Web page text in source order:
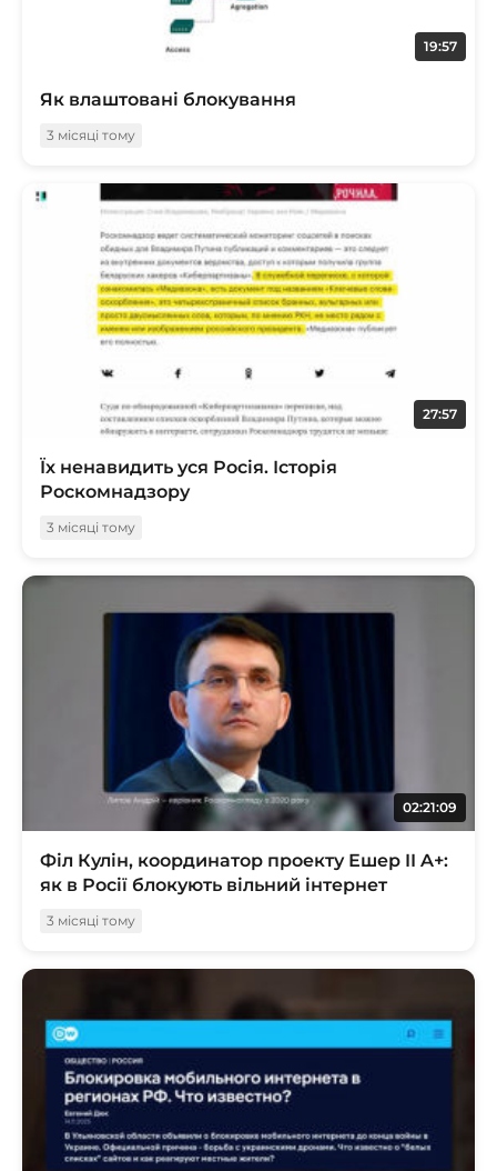
19:57
Як влаштовані блокування
3 місяці тому
27:57
Їх ненавидить уся Росія. Історія
Роскомнадзору
3 місяці тому
02:21:09
Філ Кулін, координатор проекту Ешер II A+:
як в Росії блокують вільний інтернет
3 місяці тому